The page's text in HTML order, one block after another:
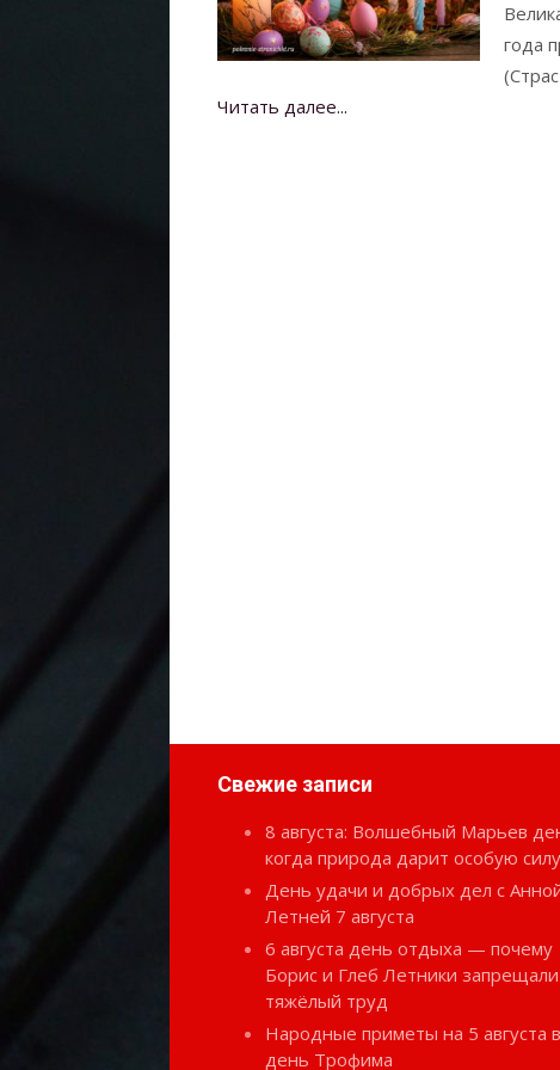
года
Читать далее...
Свежие записи
8 августа: Волшебный Марьев
когда природа дарит особую
День удачи и добрых дел с
Летней 7 августа
6 августа день отдыха — почему
Борис и Глеб Летники запрещали
тяжёлый труд
Народные приметы на 5 августа в
день Трофима